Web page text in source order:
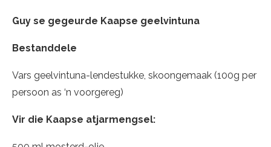
Guy se gegeurde Kaapse geelvintuna
Bestanddele
Vars geelvintuna-lendestukke, skoongemaak (100g per
persoon as ‘n voorgereg)
Vir die Kaapse atjarmengsel: